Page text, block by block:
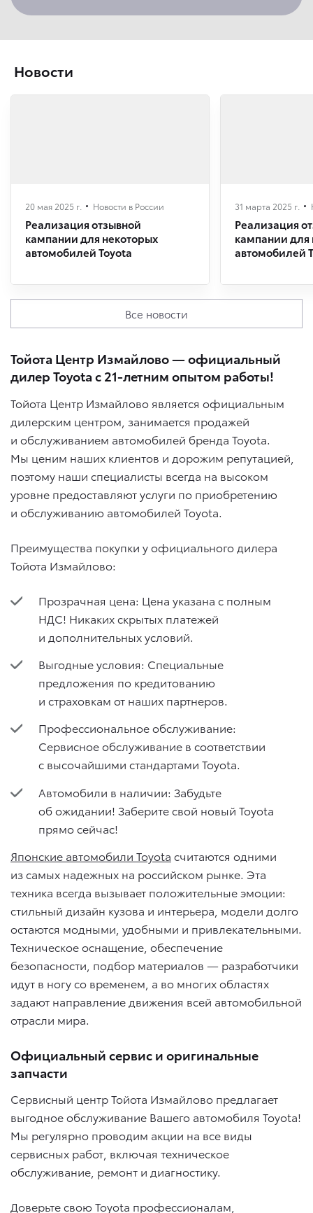
Новости
Новости в России
20 мая 2025 г.
Реализация отзывной
кампании для некоторых
автомобилей Toyota
31 марта 2025 г.
Реализация
кампании для
автомобилей
Все новости
Тойота Центр Измайлово — официальный
дилер Toyota с 21-летним опытом работы!
Тойота Центр Измайлово является официальным
дилерским центром, занимается продажей
и обслуживанием автомобилей бренда Toyota.
Мы ценим наших клиентов и дорожим репутацией,
поэтому наши специалисты всегда на высоком
уровне предоставляют услуги по приобретению
и обслуживанию автомобилей Toyota.
Преимущества покупки у официального дилера
Тойота Измайлово:
Прозрачная цена: Цена указана с полным
НДС! Никаких скрытых платежей
и дополнительных условий.
Выгодные условия: Специальные
предложения по кредитованию
и страховкам от наших партнеров.
Профессиональное обслуживание:
Сервисное обслуживание в соответствии
с высочайшими стандартами Toyota.
Автомобили в наличии: Забудьте
об ожидании! Заберите свой новый Toyota
прямо сейчас!
Японские автомобили Toyota считаются одними
из самых надежных на российском рынке. Эта
техника всегда вызывает положительные эмоции:
стильный дизайн кузова и интерьера, модели долго
остаются модными, удобными и привлекательными.
Техническое оснащение, обеспечение
безопасности, подбор материалов — разработчики
идут в ногу со временем, а во многих областях
задают направление движения всей автомобильной
отрасли мира.
Официальный сервис и оригинальные
запчасти
Сервисный центр Тойота Измайлово предлагает
выгодное обслуживание Вашего автомобиля Toyota!
Мы регулярно проводим акции на все виды
сервисных работ, включая техническое
обслуживание, ремонт и диагностику.
Доверьте свою Toyota профессионалам,